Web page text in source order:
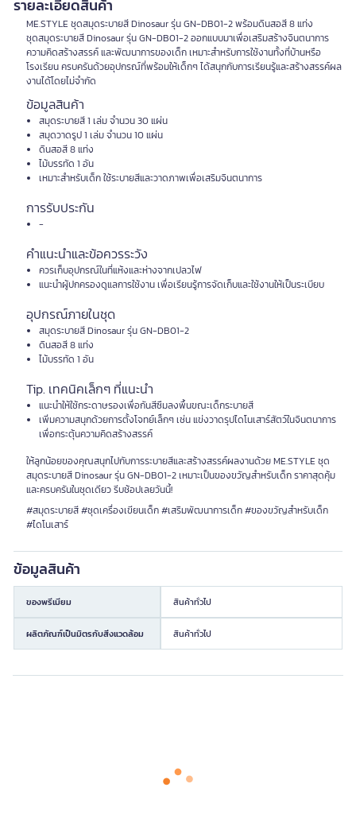
รายละเอียดสินค้า
ME.STYLE ชุดสมุดระบายสี Dinosaur รุ่น GN-DB01-2 พร้อมดินสอสี 8 แท่ง
ชุดสมุดระบายสี Dinosaur รุ่น GN-DB01-2 ออกแบบมาเพื่อเสริมสร้างจินตนาการ
ความคิดสร้างสรรค์ และพัฒนาการของเด็ก เหมาะสำหรับการใช้งานทั้งที่บ้านหรือ
โรงเรียน ครบครันด้วยอุปกรณ์ที่พร้อมให้เด็กๆ ได้สนุกกับการเรียนรู้และสร้างสรรค์ผล
งานได้โดยไม่จำกัด
ข้อมูลสินค้า
สมุดระบายสี 1 เล่ม จำนวน 30 แผ่น
สมุดวาดรูป 1 เล่ม จำนวน 10 แผ่น
ดินสอสี 8 แท่ง
ไม้บรรทัด 1 อัน
เหมาะสำหรับเด็ก ใช้ระบายสีและวาดภาพเพื่อเสริมจินตนาการ
การรับประกัน
-
คำแนะนำและข้อควรระวัง
ควรเก็บอุปกรณ์ในที่แห้งและห่างจากเปลวไฟ
แนะนำผู้ปกครองดูแลการใช้งาน เพื่อเรียนรู้การจัดเก็บและใช้งานให้เป็นระเบียบ
อุปกรณ์ภายในชุด
สมุดระบายสี Dinosaur รุ่น GN-DB01-2
ดินสอสี 8 แท่ง
ไม้บรรทัด 1 อัน
Tip. เทคนิคเล็กๆ ที่แนะนำ
แนะนำให้ใช้กระดาษรองเพื่อกันสีซึมลงพื้นขณะเด็กระบายสี
เพิ่มความสนุกด้วยการตั้งโจทย์เล็กๆ เช่น แข่งวาดรุปไดโนเสาร์สัตว์ในจินตนาการ
เพื่อกระตุ้นความคิดสร้างสรรค์
ให้ลูกน้อยของคุณสนุกไปกับการระบายสีและสร้างสรรค์ผลงานด้วย ME.STYLE ชุด
สมุดระบายสี Dinosaur รุ่น GN-DB01-2 เหมาะเป็นของขวัญสำหรับเด็ก ราคาสุดคุ้ม
และครบครันในชุดเดียว รีบช้อปเลยวันนี้!
#สมุดระบายสี #ชุดเครื่องเขียนเด็ก #เสริมพัฒนาการเด็ก #ของขวัญสำหรับเด็ก
#ไดโนเสาร์
ข้อมูลสินค้า
ของพรีเมียม สินค้าทั่วไป
ผลิตภัณฑ์เป็นมิตรกับสิ่งแวดล้อม สินค้าทั่วไป